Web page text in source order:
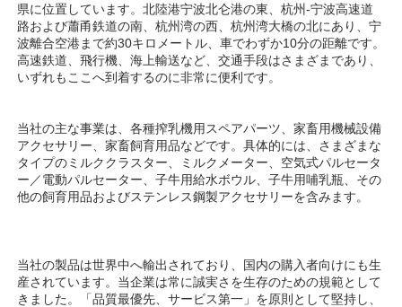
県に位置しています。北陸港宁波北仑港の東、杭州-宁波高速道
路および蕭甬鉄道の南、杭州湾の西、杭州湾大橋の北にあり、宁
波離合空港まで約30キロメートル、車でわずか10分の距離です。
高速鉄道、飛行機、海上輸送など、交通手段はさまざまであり、
いずれもここへ到着するのに非常に便利です。
当社の主な事業は、各種搾乳機用スペアパーツ、家畜用機械設備
アクセサリー、家畜飼育用品などです。具体的には、さまざまな
タイプのミルククラスター、ミルクメーター、空気式パルセータ
ー／電動パルセーター、子牛用給水ボウル、子牛用哺乳瓶、その
他の飼育用品およびステンレス鋼製アクセサリーを含みます。
当社の製品は世界中へ輸出されており、国内の購入者向けにも生
産されています。当企業は常に誠実さを生存のための規範として
きました。「品質最優先、サービス第一」を原則として堅持し、